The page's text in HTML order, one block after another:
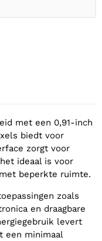
met een 0,91-inch
biedt voor
zorgt voor
ideaal is voor
beperkte ruimte.
zoals
en draagbare
levert
een minimaal